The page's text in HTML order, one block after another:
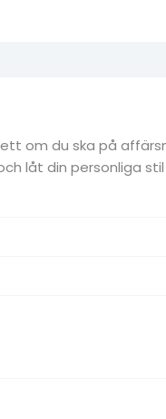
om du ska på
låt din personliga stil